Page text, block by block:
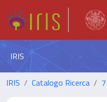
IRIS
IRIS Catalogo Ricerca